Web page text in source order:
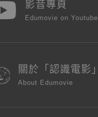
影音專頁
Edumovie on Youtube
關於「認識電影」
About Edumovie